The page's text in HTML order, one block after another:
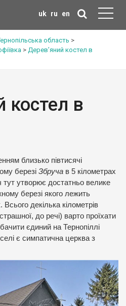
uk ru en
область >
> Дерев’яний костел в
костел в
близько півтисячі
березі Збруча в 5 кілометрах
тут утворює достатньо велике
березі якого лежить
. Всього декілька кілометрів
до речі) варто проїхати
єдиний на Тернопіллі
є симпатична церква з